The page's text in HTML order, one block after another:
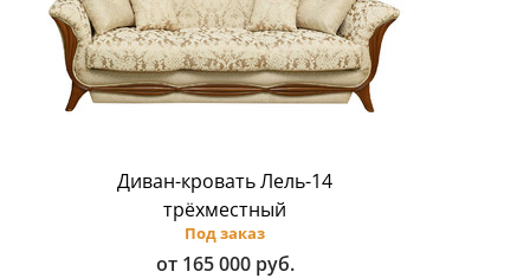
Диван-кровать Лель-14
трёхместный
Под заказ
от 165 000 руб.